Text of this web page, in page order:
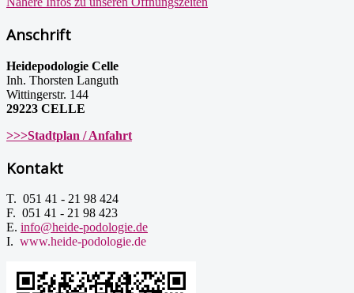
Anschrift
Heidepodologie Celle
Inh. Thorsten Languth
Wittingerstr. 144
29223 CELLE
>>>Stadtplan / Anfahrt
Kontakt
T. 051 41 - 21 98 424
F. 051 41 - 21 98 423
E. info@heide-podologie.de
I. www.heide-podologie.de